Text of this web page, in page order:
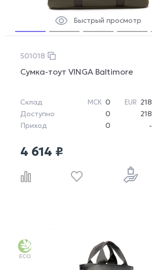
Быстрый просмотр
501018
Сумка-тоут VINGA Baltimore
Склад МСК 0 EUR 218
Доступно
0
218
Приход
0 -
4 614 ₽